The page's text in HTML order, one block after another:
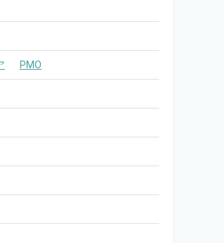
PMO